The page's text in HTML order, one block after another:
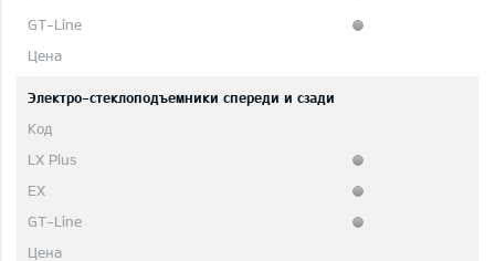
Электро-стеклоподъемники спереди и сзади